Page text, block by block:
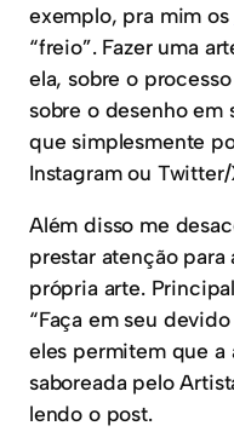
exemplo, pra mim os
“freio”. Fazer uma
ela, sobre o
sobre o desenho
que simplesmente
Instagram ou
Além disso me
prestar atenção
própria arte.
“Faça em seu
eles permitem que a
saboreada pelo
lendo o post.